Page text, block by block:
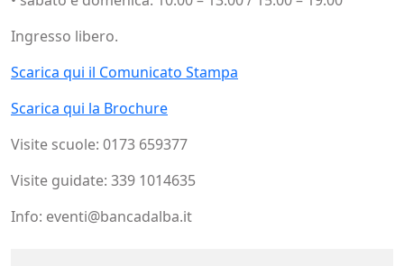
Ingresso libero.
Scarica qui il Comunicato Stampa
Scarica qui la Brochure
Visite scuole: 0173 659377
Visite guidate: 339 1014635
Info: eventi@bancadalba.it